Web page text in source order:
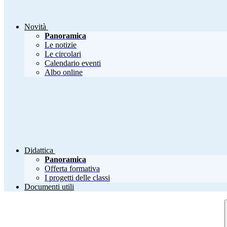
Novità
Panoramica
Le notizie
Le circolari
Calendario eventi
Albo online
Didattica
Panoramica
Offerta formativa
I progetti delle classi
Documenti utili